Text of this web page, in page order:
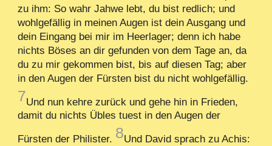
zu ihm: So wahr Jahwe lebt, du bist redlich; und
wohlgefällig in meinen Augen ist dein Ausgang und
dein Eingang bei mir im Heerlager; denn ich habe
nichts Böses an dir gefunden von dem Tage an, da
du zu mir gekommen bist, bis auf diesen Tag; aber
in den Augen der Fürsten bist du nicht wohlgefällig.
7Und nun kehre zurück und gehe hin in Frieden,
damit du nichts Übles tuest in den Augen der
Fürsten der Philister. 8Und David sprach zu Achis: